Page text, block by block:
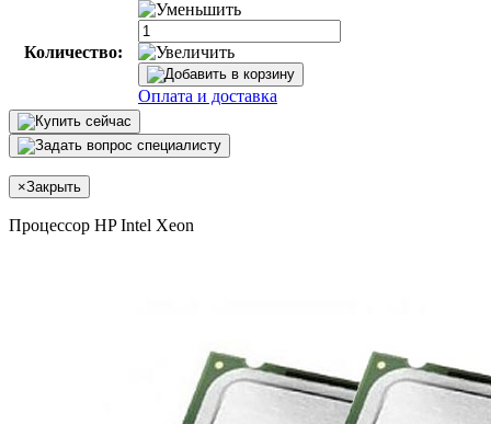
Количество:
Оплата и доставка
×Закрыть
Процессор HP Intel Xeon